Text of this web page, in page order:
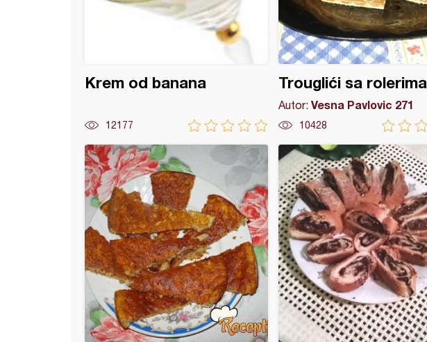
Krem od banana
12177
Trouglići sa rolerima
Autor: Vesna Pavlovic 271
10428